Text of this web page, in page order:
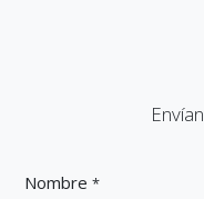
Nombre *